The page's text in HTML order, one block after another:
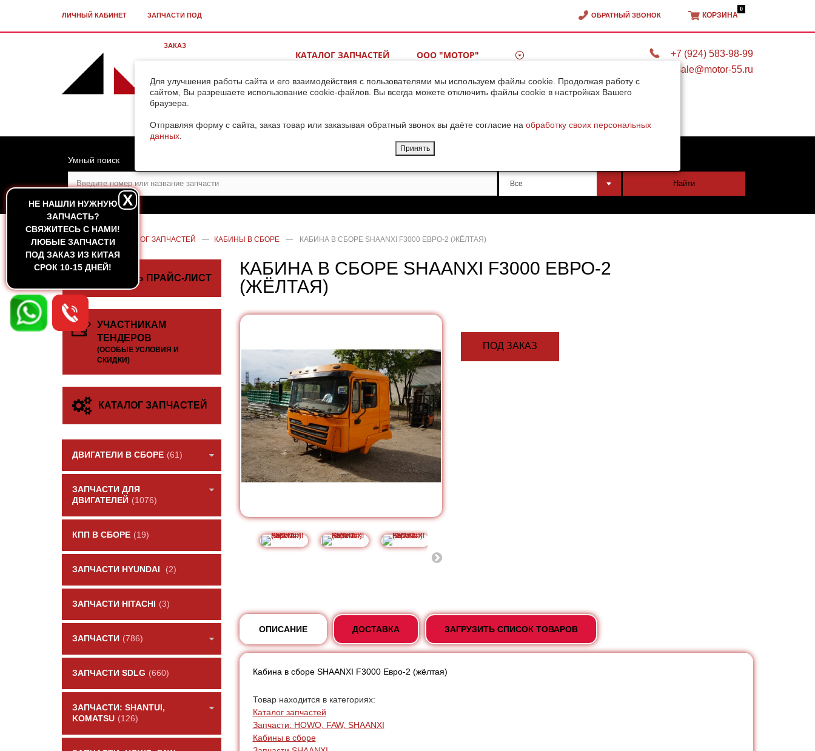
Для улучшения работы сайта и его взаимодействия с пользователями мы используем файлы cookie. Продолжая работу с
сайтом, Вы разрешаете использование cookie-файлов. Вы всегда можете отключить файлы cookie в настройках Вашего
браузера.
Отправляя форму с сайта, заказ товар или заказывая обратный звонок вы даёте согласие на обработку своих персональных
данных
Принять
ЛИЧНЫЙ КАБИНЕТ ЗАПЧАСТИ ПОД
ЗАКАЗ
ОБРАТНЫЙ ЗВОНОК КОРЗИНА
0
КАТАЛОГ ЗАПЧАСТЕЙ ООО "МОТОР"
ВИДЕОГАЛЕРЕЯ КОНТАКТЫ
+7 (924) 583-98-99
sale@motor-55.ru
НЕ НАШЛИ НУЖНУЮ
ЗАПЧАСТЬ?
CВЯЖИТЕСЬ С НАМИ!
ЛЮБЫЕ ЗАПЧАСТИ
ПОД ЗАКАЗ ИЗ КИТАЯ
СРОК 10-15 ДНЕЙ!
X
Умный поиск
Все Найти
ГЛАВНАЯ — КАТАЛОГ ЗАПЧАСТЕЙ — КАБИНЫ В СБОРЕ — КАБИНА В СБОРЕ SHAANXI F3000 ЕВРО-2 (ЖЁЛТАЯ)
СКАЧАТЬ ПРАЙС-ЛИСТ
УЧАСТНИКАМ
ТЕНДЕРОВ
(ОСОБЫЕ УСЛОВИЯ И
СКИДКИ)
КАТАЛОГ ЗАПЧАСТЕЙ
ДВИГАТЕЛИ В СБОРЕ (61)
ЗАПЧАСТИ ДЛЯ
ДВИГАТЕЛЕЙ (1076)
КПП В СБОРЕ (19)
ЗАПЧАСТИ HYUNDAI (2)
ЗАПЧАСТИ HITACHI (3)
ЗАПЧАСТИ (786)
ЗАПЧАСТИ SDLG (660)
ЗАПЧАСТИ: SHANTUI,
KOMATSU (126)
КАБИНА В СБОРЕ SHAANXI F3000 ЕВРО-2
(ЖЁЛТАЯ)
ПОД ЗАКАЗ
ОПИСАНИЕ ДОСТАВКА ЗАГРУЗИТЬ СПИСОК ТОВАРОВ
Кабина в сборе SHAANXI F3000 Евро-2 (жёлтая)
Товар находится в категориях:
Каталог запчастей
Запчасти: HOWO, FAW, SHAANXI
Кабины в сборе